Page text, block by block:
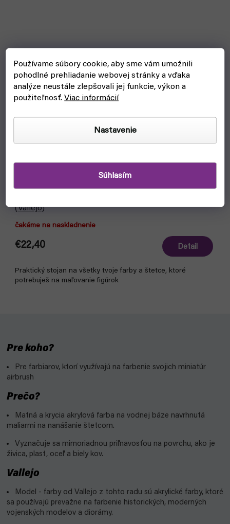
Používame súbory cookie, aby sme vám umožnili
pohodlné prehliadanie webovej stránky a vďaka
analýze neustále zlepšovali jej funkcie, výkon a
použiteľnosť.Viac informácií
Nastavenie
Súhlasím
(Vallejo)
čakáme na naskladnenie
€22,40 Detail
Praktický stojan na všetky tvoje farby a štetce, ktoré
potrebuješ na maľovanie figúrok
Pre koho?
Pre farbiarov, ktorí využívajú na farbenie svojich miniatúr
airbrush
Prečo?
Matná a krycia akrylová farba na vodnej báze navrhnutá
maliarmi na nanášanie štetcom.
Vyznačuje sa mimoriadnou priľnavosťou na povrchu, ako je
živica, plast, oceľ a biely kov.
Vallejo
Model - farby od Vallejo z tohto radu sú akrylické farby, ktoré
sa používajú prevažne na farbenie historických, moderných
vojenských modelov a diorámy.